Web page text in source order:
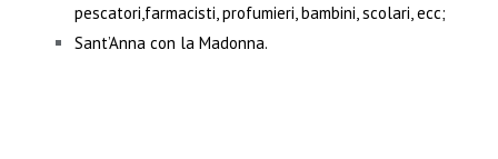
pescatori,farmacisti, profumieri, bambini, scolari, ecc;
Sant’Anna con la Madonna.